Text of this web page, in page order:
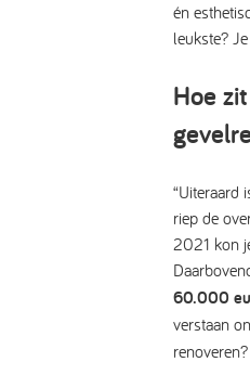
én
leukste?
Hoe
“Uiteraard
riep de
2021 kon
60.000
verstaan